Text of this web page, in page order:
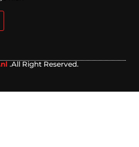
.All Right Reserved.